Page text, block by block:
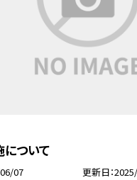
ついて
07 更新日